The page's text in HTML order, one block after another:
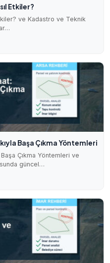
Etkiler?
ve Kadastro ve Teknik
Başa Çıkma Yöntemleri
Çıkma Yöntemleri ve
güncel…